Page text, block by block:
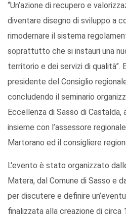
“Un’azione di recupero e
diventare disegno di sviluppo a
rimodernare il sistema
soprattutto che si instauri una
territorio e dei servizi di qualità”.
presidente del Consiglio
concludendo il seminario
Eccellenza di Sasso di
insieme con l’assessore
Martorano ed il consigliere
L'evento è stato organizzato
Matera, dal Comune di Sasso e
per discutere e definire
finalizzata alla creazione di circa